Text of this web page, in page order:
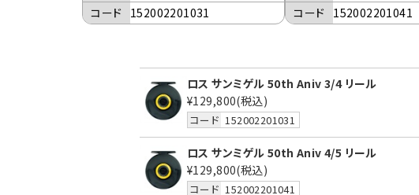
コード 152002201031
コード 152002201041
ロス サンミゲル 50th Aniv 3/4 リール
¥129,800(税込)
コード 152002201031
ロス サンミゲル 50th Aniv 4/5 リール
¥129,800(税込)
コード 152002201041